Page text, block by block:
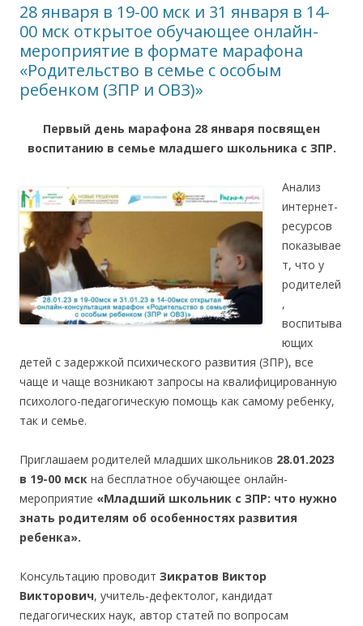
28 января в 19-00 мск и 31 января в 14-
00 мск открытое обучающее онлайн-
мероприятие в формате марафона
«Родительство в семье с особым
ребенком (ЗПР и ОВЗ)»
Первый день марафона 28 января посвящен
воспитанию в семье младшего школьника с ЗПР.
Анализ
интернет-
ресурсов
показывае
т, что у
родителей
,
воспитыва
ющих
детей с задержкой психического развития (ЗПР), все
чаще и чаще возникают запросы на квалифицированную
психолого-педагогическую помощь как самому ребенку,
так и семье.
Приглашаем родителей младших школьников 28.01.2023
в 19-00 мск на бесплатное обучающее онлайн-
мероприятие «Младший школьник с ЗПР: что нужно
знать родителям об особенностях развития
ребенка».
Консультацию проводит Зикратов Виктор
Викторович, учитель-дефектолог, кандидат
педагогических наук, автор статей по вопросам